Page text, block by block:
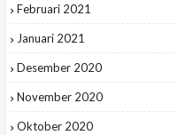
Februari 2021
Januari 2021
Desember 2020
November 2020
Oktober 2020